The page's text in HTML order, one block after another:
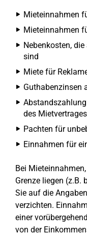
Mieteinnahmen
Mieteinnahmen
Nebenkosten,
sind
Miete für
Guthabenzinsen
des Mietvertrages
Pachten für
Einnahmen für
Bei
Grenze liegen (z.B.
Sie auf die
verzichten.
einer
von der